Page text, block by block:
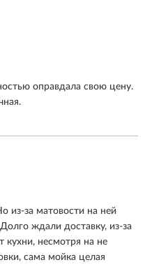
оправдала свою цену.
из-за матовости на ней
ждали доставку, из-за
кухни, несмотря на не
сама мойка целая